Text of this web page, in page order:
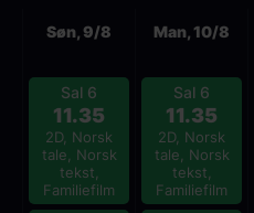
Søn, 9/8
Sal 6
11.35
2D, Norsk
tale, Norsk
tekst,
Familiefilm
Man, 10/8
Sal 6
11.35
2D, Norsk
tale, Norsk
tekst,
Familiefilm